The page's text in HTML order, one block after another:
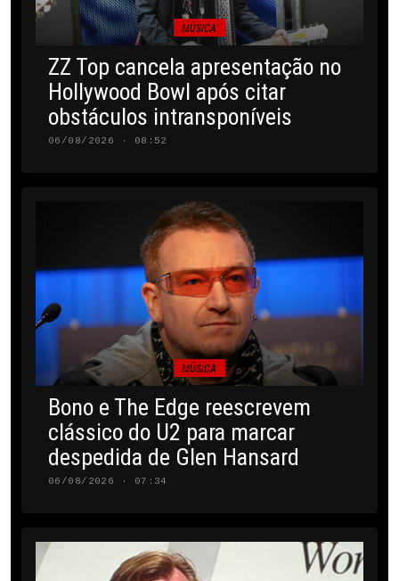
MÚSICA
ZZ Top cancela apresentação no
Hollywood Bowl após citar
obstáculos intransponíveis
06/08/2026 · 08:52
MÚSICA
Bono e The Edge reescrevem
clássico do U2 para marcar
despedida de Glen Hansard
06/08/2026 · 07:34